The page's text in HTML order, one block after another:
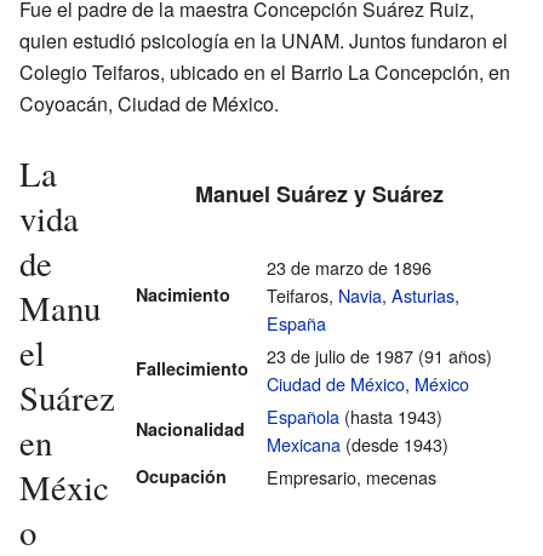
Fue el padre de la maestra Concepción Suárez Ruiz,
quien estudió psicología en la UNAM. Juntos fundaron el
Colegio Teifaros, ubicado en el Barrio La Concepción, en
Coyoacán, Ciudad de México.
Manuel Suárez y Suárez
Nacimiento
23 de marzo de 1896
Teifaros, Navia,Asturias,
España
Fallecimiento
23 de julio de 1987 (91 años)
Ciudad de México, México
Nacionalidad Española (hasta 1943)
Mexicana (desde 1943)
Ocupación Empresario, mecenas
La
vida
de
Manu
el
Suárez
en
Méxic
o